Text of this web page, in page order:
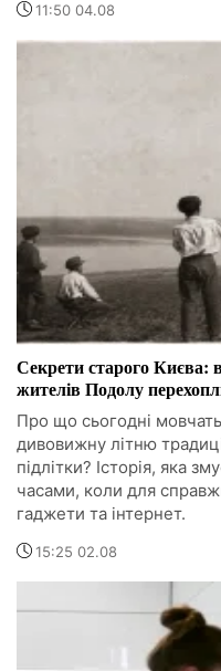
11:50 04.08
Секрети старого Києва:
жителів Подолу
Про що сьогодні мовчать
дивовижну літню
підлітки? Історія, яка
часами, коли для
гаджети та інтернет.
15:25 02.08